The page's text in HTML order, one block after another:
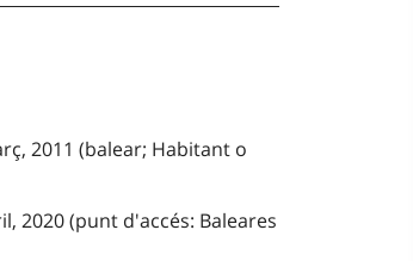
2011 (balear; Habitant o
2020 (punt d'accés: Baleares